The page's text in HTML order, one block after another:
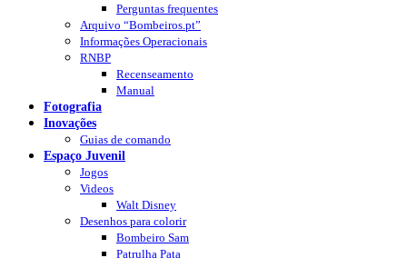
Perguntas frequentes
Arquivo “Bombeiros.pt”
Informações Operacionais
RNBP
Recenseamento
Manual
Fotografia
Inovações
Guias de comando
Espaço Juvenil
Jogos
Videos
Walt Disney
Desenhos para colorir
Bombeiro Sam
Patrulha Pata